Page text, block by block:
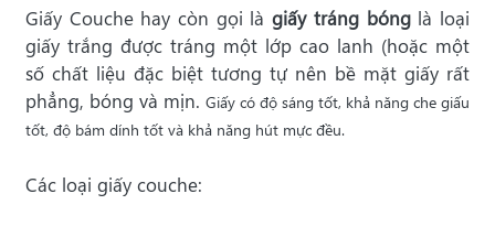
Giấy Couche hay còn gọi làgiấy tráng bónglà loại
giấy trắng được tráng một lớp cao lanh (hoặc một
số chất liệu đặc biệt tương tự nên bề mặt giấy rất
phẳng, bóng và mịn. Giấy có độ sáng tốt, khả năng che giấu
tốt, độ bám dính tốt và khả năng hút mực đều.
Các loại giấy couche: